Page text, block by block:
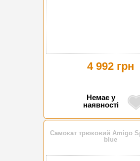
4 992 грн
Немає у
наявності
Самокат трюковий Amigo
blue